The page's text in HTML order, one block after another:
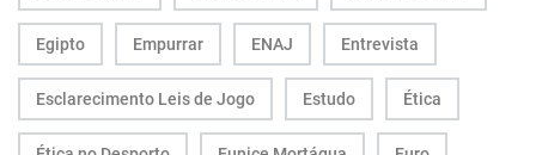
Egipto Empurrar ENAJ Entrevista
Esclarecimento Leis de Jogo Estudo Ética